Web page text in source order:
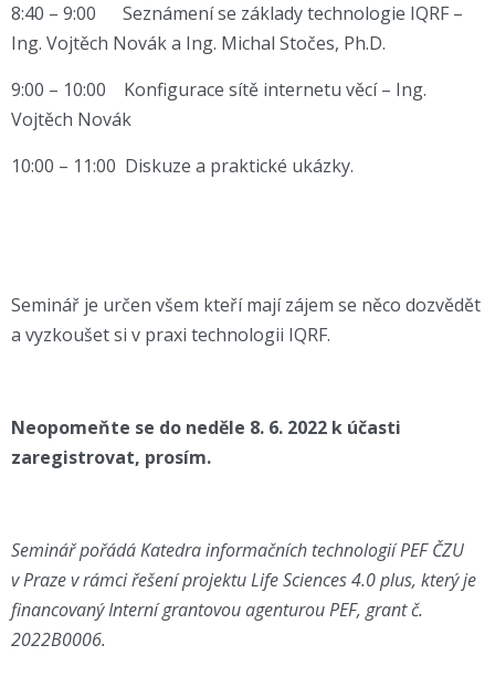
8:40 – 9:00 Seznámení se základy technologie IQRF –
Ing. Vojtěch Novák a Ing. Michal Stočes, Ph.D.
9:00 – 10:00 Konfigurace sítě internetu věcí – Ing.
Vojtěch Novák
10:00 – 11:00 Diskuze a praktické ukázky.
Seminář je určen všem kteří mají zájem se něco dozvědět
a vyzkoušet si v praxi technologii IQRF.
Neopomeňte se do neděle 8. 6. 2022 k účasti
zaregistrovat, prosím.
Seminář pořádá Katedra informačních technologií PEF ČZU
v Praze v rámci řešení projektu Life Sciences 4.0 plus, který je
financovaný Interní grantovou agenturou PEF, grant č.
2022B0006.